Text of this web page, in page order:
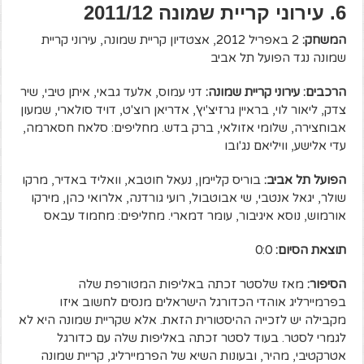
6. עירוני קריית שמונה 2011/12
המשחק:
2 באפריל 2012, אצטדיון קריית שמונה, עירוני קריית
שמונה נגד הפועל תל אביב
הרכבים: עירוני קריית שמונה: דני עמוס, אלעד גבאי, איתן טיבי, שיר
צדק, ליאור לוי, בראיין גרזיצ'יץ', אדריאן רוצ'ט, דויד סולארי, שמעון
אבוחצירה, שלומי אזולאי, ברק בדש. מחליפים: סלאח חסארמה,
עדי אלישע, וויליאם נג'ובו
הפועל תל אביב:בוריס קליימן, נעאל חוטבא, וואליד באדיר, מרקו
שולר, יגאל אנטבי, שי אבוטבול, רועי גורדנה, אלרואי כהן, מירקו
אורמוש, נוסא איגיבור, עומר דמארי. מחליפים: מחמוד עבאס
תוצאת הסיום:0:0
הסיפור: מאז שלסטר זכתה באליפות המטורפת שלה
בפרמיירליג אוהדי הכדורגל הישראלים מנסים לחשוב איזו
מקבילה יש לזכייה ההיסטורית הזאת. אלא שקריית שמונה היא לא
לגמרי לסטר. בעוד לסטר זכתה באליפות שלה עם כדורגל
אטרקטיבי, מהיר, ובעונות השיא של הפרמיירליג, קריית שמונה